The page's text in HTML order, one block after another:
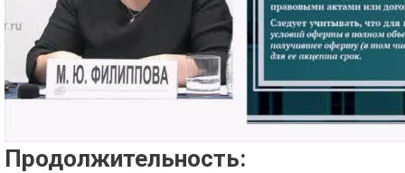
Продолжительность: